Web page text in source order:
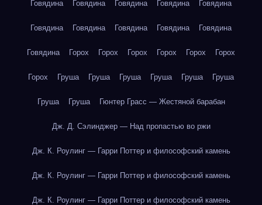
Говядина Говядина Говядина Говядина Говядина
Говядина Говядина Говядина Говядина Говядина
Говядина Горох Горох Горох Горох Горох Горох
Горох Груша Груша Груша Груша Груша Груша
Груша Груша Гюнтер Грасс — Жестяной барабан
Дж. Д. Сэлинджер — Над пропастью во ржи
Дж. К. Роулинг — Гарри Поттер и философский камень
Дж. К. Роулинг — Гарри Поттер и философский камень
Дж. К. Роулинг — Гарри Поттер и философский камень